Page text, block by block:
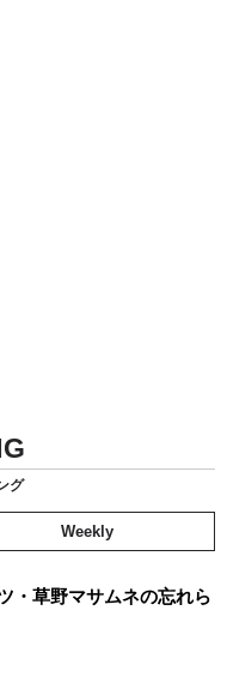
グ
Weekly
草野マサムネの忘れら